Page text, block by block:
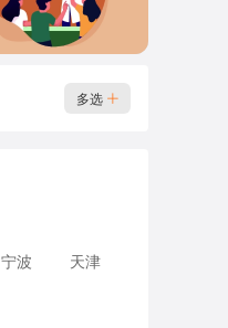
多选
宁波
天津